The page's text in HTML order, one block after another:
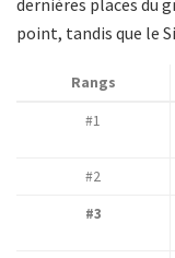
point, tandis que le
Rangs
#1
#2
#3